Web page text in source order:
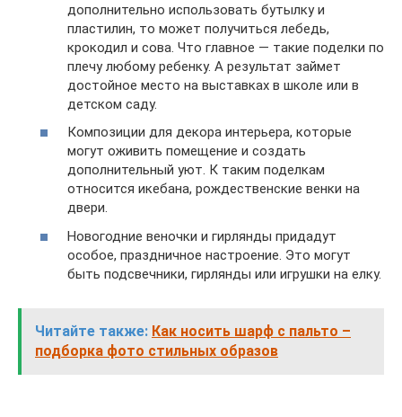
дополнительно использовать бутылку и
пластилин, то может получиться лебедь,
крокодил и сова. Что главное — такие поделки по
плечу любому ребенку. А результат займет
достойное место на выставках в школе или в
детском саду.
Композиции для декора интерьера, которые
могут оживить помещение и создать
дополнительный уют. К таким поделкам
относится икебана, рождественские венки на
двери.
Новогодние веночки и гирлянды придадут
особое, праздничное настроение. Это могут
быть подсвечники, гирлянды или игрушки на елку.
Читайте также: Как носить шарф с пальто –
подборка фото стильных образов